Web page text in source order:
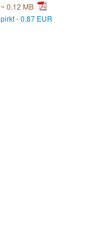
~ 0.12 MB
pirkt - 0.87 EUR